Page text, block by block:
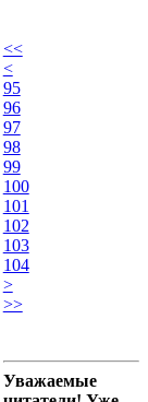
<<
<
95
96
97
98
99
100
101
102
103
104
>
>>
Уважаемые